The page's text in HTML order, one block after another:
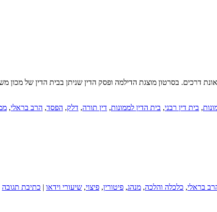
, בית דין רבני, בית הדין לממונות, דין תורה, דלק, הפסד, הרב בראלי,
בראלי, כלכלה והלכה, מנהג, פיטורין, פיצוי, שיעורי וידאו | כתיבת תגובה